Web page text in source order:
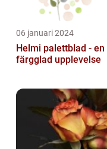
06 januari 2024
Helmi palettblad - en
färgglad upplevelse